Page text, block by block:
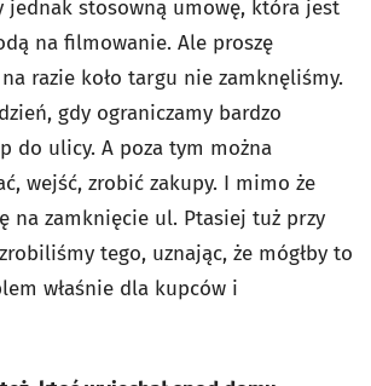
jednak stosowną umowę, która jest
na filmowanie. Ale proszę
razie koło targu nie zamknęliśmy.
gdy ograniczamy bardzo
do ulicy. A poza tym można
wejść, zrobić zakupy. I mimo że
na zamknięcie ul. Ptasiej tuż przy
tego, uznając, że mógłby to
właśnie dla kupców i